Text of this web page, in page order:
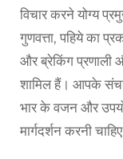
विचार करने योग्य
गुणवत्ता, पहिये का
और ब्रेकिंग प्रणाली
शामिल हैं। आपके
भार के वजन और
मार्गदर्शन करनी